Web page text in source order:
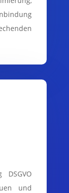
DSGVO
und